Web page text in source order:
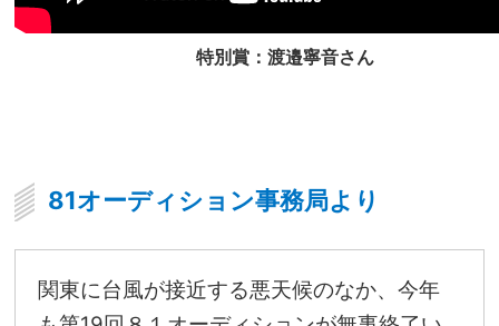
特別賞：渡邉寧音さん
81オーディション事務局より
関東に台風が接近する悪天候のなか、今年